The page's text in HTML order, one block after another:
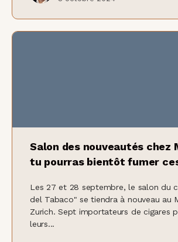
Salon des nouveautés chez
tu pourras bientôt fumer
Les 27 et 28 septembre, le salon du
del Tabaco" se tiendra à nouveau au
Zurich. Sept importateurs de cigares
leurs...